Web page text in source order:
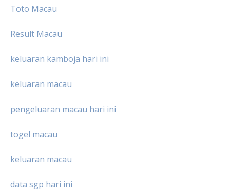
Toto Macau
Result Macau
keluaran kamboja hari ini
keluaran macau
pengeluaran macau hari ini
togel macau
keluaran macau
data sgp hari ini